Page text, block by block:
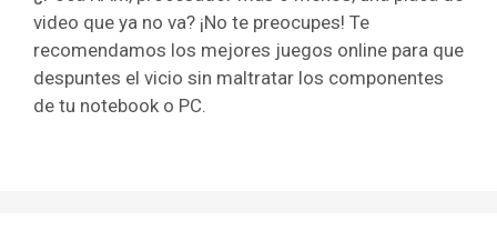
video que ya no va? ¡No te preocupes! Te
recomendamos los mejores juegos online para que
despuntes el vicio sin maltratar los componentes
de tu notebook o PC.